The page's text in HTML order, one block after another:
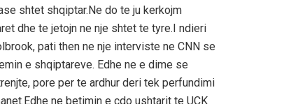
shtet shqiptar.Ne do te ju kerkojm
dhe te jetojn ne nje shtet te tyre.I ndieri
pati then ne nje interviste ne CNN se
e shqiptareve. Edhe ne e dime se
pore per te ardhur deri tek perfundimi
ne betimin e cdo ushtarit te UCK